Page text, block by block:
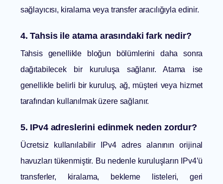
sağlayıcısı, kiralama veya transfer aracılığıyla edinir.
4. Tahsis ile atama arasındaki fark nedir?
Tahsis genellikle bloğun bölümlerini daha sonra
dağıtabilecek bir kuruluşa sağlanır. Atama ise
genellikle belirli bir kuruluş, ağ, müşteri veya hizmet
tarafından kullanılmak üzere sağlanır.
5. IPv4 adreslerini edinmek neden zordur?
Ücretsiz kullanılabilir IPv4 adres alanının orijinal
havuzları tükenmiştir. Bu nedenle kuruluşların IPv4’ü
transferler, kiralama, bekleme listeleri, geri